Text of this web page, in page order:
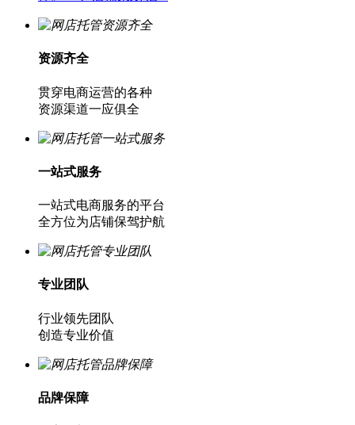
资源齐全
贯穿电商运营的各种
资源渠道一应俱全
一站式服务
一站式电商服务的平台
全方位为店铺保驾护航
专业团队
行业领先团队
创造专业价值
品牌保障